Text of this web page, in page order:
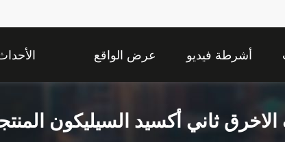
أشرطة فيديو عرض الواقع
الافتراضي
ثاني أكسيد السيليكون